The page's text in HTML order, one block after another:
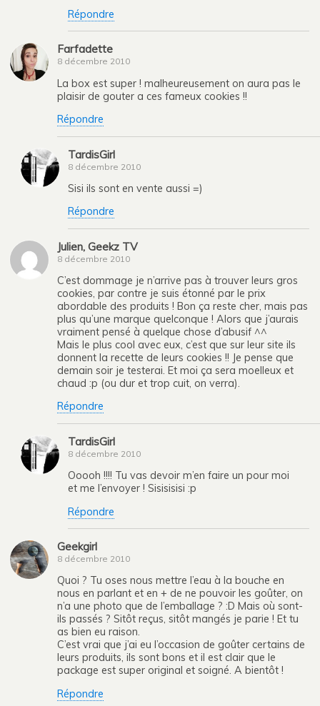
Répondre
Farfadette
8 décembre 2010
La box est super ! malheureusement on aura pas le
plaisir de gouter a ces fameux cookies !!
Répondre
TardisGirl
8 décembre 2010
Sisi ils sont en vente aussi =)
Répondre
Julien, Geekz TV
8 décembre 2010
C’est dommage je n’arrive pas à trouver leurs gros
cookies, par contre je suis étonné par le prix
abordable des produits ! Bon ça reste cher, mais pas
plus qu’une marque quelconque ! Alors que j’aurais
vraiment pensé à quelque chose d’abusif ^^
Mais le plus cool avec eux, c’est que sur leur site ils
donnent la recette de leurs cookies !! Je pense que
demain soir je testerai. Et moi ça sera moelleux et
chaud :p (ou dur et trop cuit, on verra).
Répondre
TardisGirl
8 décembre 2010
Ooooh !!!! Tu vas devoir m’en faire un pour moi
et me l’envoyer ! Sisisisisi :p
Répondre
Geekgirl
8 décembre 2010
Quoi ? Tu oses nous mettre l’eau à la bouche en
nous en parlant et en + de ne pouvoir les goûter, on
n’a une photo que de l’emballage ? :D Mais où sont-
ils passés ? Sitôt reçus, sitôt mangés je parie ! Et tu
as bien eu raison.
C’est vrai que j’ai eu l’occasion de goûter certains de
leurs produits, ils sont bons et il est clair que le
package est super original et soigné. A bientôt !
Répondre